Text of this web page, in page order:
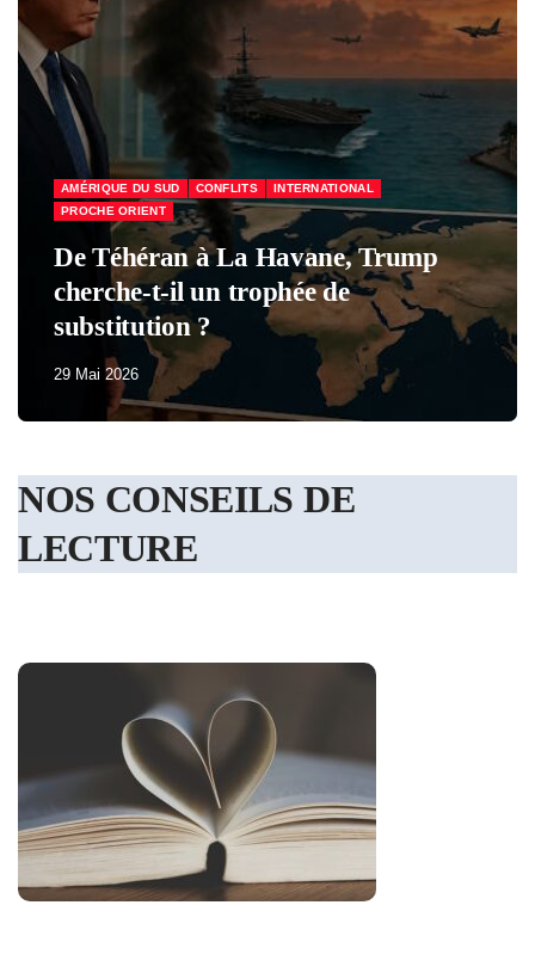
AMÉRIQUE DU SUD CONFLITS
INTERNATIONAL
PROCHE ORIENT
De Téhéran à La Havane, Trump
cherche-t-il un trophée de
substitution ?
29 Mai 2026
NOS CONSEILS DE
LECTURE